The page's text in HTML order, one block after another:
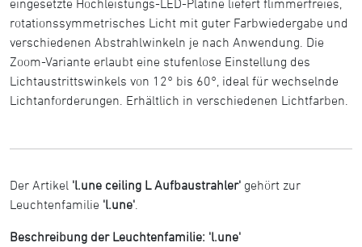
eingesetzte Hochleistungs-LED-Platine liefert flimmerfreies,
rotationssymmetrisches Licht mit guter Farbwiedergabe und
verschiedenen Abstrahlwinkeln je nach Anwendung. Die
Zoom-Variante erlaubt eine stufenlose Einstellung des
Lichtaustrittswinkels von 12° bis 60°, ideal für wechselnde
Lichtanforderungen. Erhältlich in verschiedenen Lichtfarben.
Der Artikel 'l.une ceiling L Aufbaustrahler' gehört zur
Leuchtenfamilie 'l.une'
Beschreibung der Leuchtenfamilie: 'l.une'